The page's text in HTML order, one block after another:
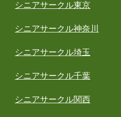
シニアサークル東京
シニアサークル神奈川
シニアサークル埼玉
シニアサークル千葉
シニアサークル関西